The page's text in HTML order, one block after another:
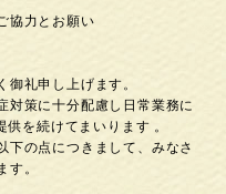
協力とお願い
礼申し上げます。
対策に十分配慮し日常業務に
を続けてまいります 。
下の点につきまして、みなさ
す。